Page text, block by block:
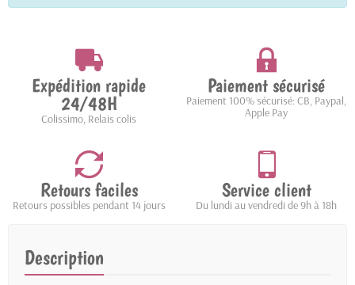
Expédition rapide
24/48H
Colissimo, Relais colis
Paiement sécurisé
Paiement 100% sécurisé: CB, Paypal,
Apple Pay
Retours faciles
Retours possibles pendant 14 jours
Service client
Du lundi au vendredi de 9h à 18h
Description